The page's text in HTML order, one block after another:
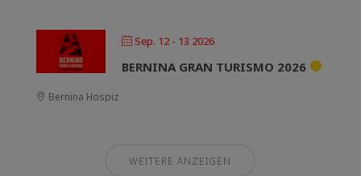
Sep. 12 - 13 2026
BERNINA GRAN TURISMO 2026
Bernina Hospiz
WEITERE ANZEIGEN